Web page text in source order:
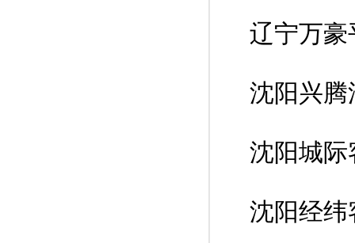
辽宁万
沈阳兴
沈阳城
沈阳经